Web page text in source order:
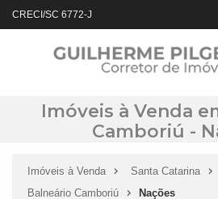
CRECI/SC 6772-J
Imóveis à Venda
Camboriú -
Imóveis à Venda
Santa Catarina
Balneário Camboriú
Nações